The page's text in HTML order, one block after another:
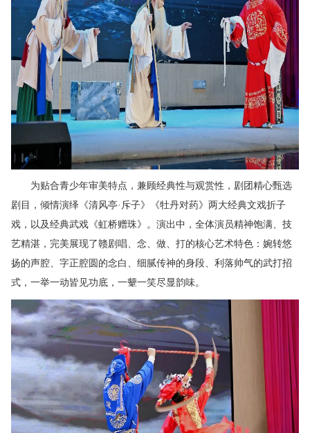
为贴合青少年审美特点，兼顾经典性与观赏性，剧团精心甄选
剧目，倾情演绎《清风亭·斥子》《牡丹对药》两大经典文戏折子
戏，以及经典武戏《虹桥赠珠》。演出中，全体演员精神饱满、技
艺精湛，完美展现了赣剧唱、念、做、打的核心艺术特色：婉转悠
扬的声腔、字正腔圆的念白、细腻传神的身段、利落帅气的武打招
式，一举一动皆见功底，一颦一笑尽显韵味。